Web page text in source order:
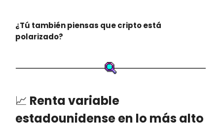
¿Tú también piensas que cripto está
polarizado?
📈 Renta variable
estadounidense en lo más alto